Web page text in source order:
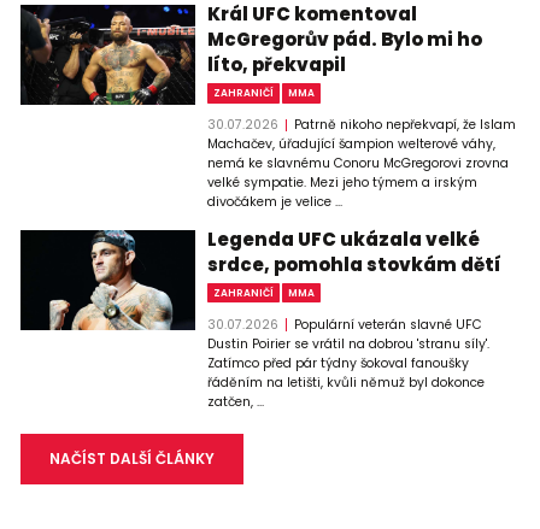
Král UFC komentoval
McGregorův pád. Bylo mi ho
líto, překvapil
ZAHRANIČÍ MMA
30.07.2026
Patrně nikoho nepřekvapí, že Islam
Machačev, úřadující šampion welterové váhy,
nemá ke slavnému Conoru McGregorovi zrovna
velké sympatie. Mezi jeho týmem a irským
divočákem je velice ...
Legenda UFC ukázala velké
srdce, pomohla stovkám dětí
ZAHRANIČÍ MMA
30.07.2026
Populární veterán slavné UFC
Dustin Poirier se vrátil na dobrou 'stranu síly'.
Zatímco před pár týdny šokoval fanoušky
řáděním na letišti, kvůli němuž byl dokonce
zatčen, ...
NAČÍST DALŠÍ ČLÁNKY